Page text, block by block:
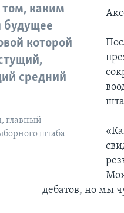
том, каким
будущее
которой
средний
главный
штаба
дебатов, но мы